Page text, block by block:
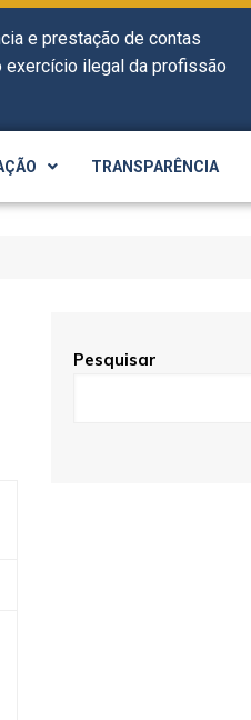
e prestação de contas
exercício ilegal da profissão
TRANSPARÊNCIA
Pesquisar